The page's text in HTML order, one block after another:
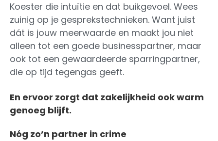
Koester die intuïtie en dat buikgevoel. Wees
zuinig op je gesprekstechnieken. Want juist
dát is jouw meerwaarde en maakt jou niet
alleen tot een goede businesspartner, maar
ook tot een gewaardeerde sparringpartner,
die op tijd tegengas geeft.
En ervoor zorgt dat zakelijkheid ook warm
genoeg blijft.
Nóg zo’n partner in crime